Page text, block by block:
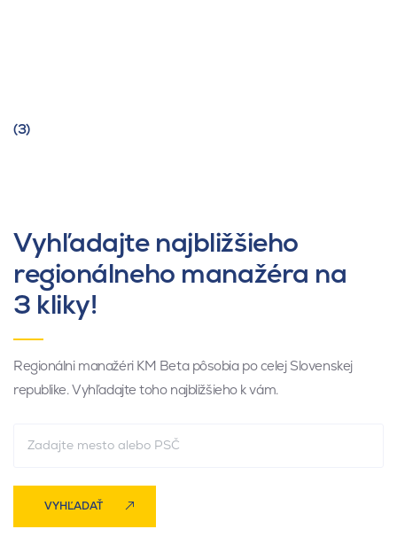
(3)
Vyhľadajte najbližšieho
regionálneho manažéra na
3 kliky!
Regionálni manažéri KM Beta pôsobia po celej Slovenskej
republike. Vyhľadajte toho najbližšieho k vám.
VYHĽADAŤ